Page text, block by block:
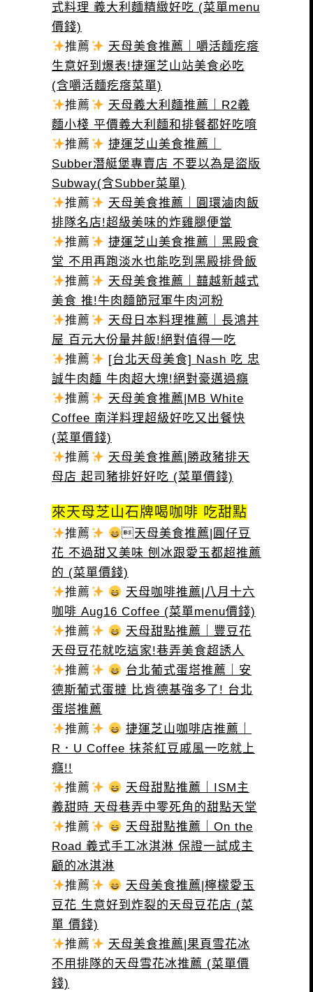
式料理 義大利麵精緻好吃 (菜單menu
價錢)
推薦
天母美食推薦｜嚼活麵疙瘩
生意好到爆表!捷運芝山站美食必吃
(含嚼活麵疙瘩菜單)
推薦
天母義大利麵推薦｜R2義
麵小棧 平價義大利麵和排餐都好吃唷
推薦
捷運芝山美食推薦｜
Subber潛艇堡專賣店 不要以為是盜版
Subway(含Subber菜單)
推薦
天母美食推薦｜圓環滷肉飯
排隊名店!超級美味的炸雞腿便當
推薦
捷運芝山美食推薦｜黑殿食
堂 不用再跑淡水也能吃到黑殿排骨飯
推薦
天母美食推薦｜囍越新越式
美食 推!牛肉麵節冠軍牛肉河粉
推薦
天母日本料理推薦｜長鴻丼
屋 百元大份量丼飯!絕對值得一吃
推薦
[台北天母美食] Nash 吃 忠
誠牛肉麵 牛肉超大塊!絕對豪邁過癮
推薦
天母美食推薦|MB White
Coffee 南洋料理超級好吃又出餐快
(菜單價錢)
推薦
天母美食推薦|勝政豬排天
母店 起司豬排好好吃 (菜單價錢)
來天母芝山石牌喝咖啡 吃甜點
推薦
天母美食推薦|圓仔豆
花 不過甜又美味 刨冰跟愛玉都超推薦
的 (菜單價錢)
推薦
天母咖啡推薦|八月十六
咖啡 Aug16 Coffee (菜單menu價錢)
推薦
天母甜點推薦｜豐豆花
天母豆花就吃這家!巷弄美食超誘人
推薦
台北葡式蛋塔推薦｜安
德斯葡式蛋撻 比肯德基強多了! 台北
蛋塔推薦
推薦
捷運芝山咖啡店推薦｜
R．U Coffee 抹茶紅豆戚風一吃就上
癮!!
推薦
天母甜點推薦｜ISM主
義甜時 天母巷弄中零死角的甜點天堂
推薦
天母甜點推薦｜On the
Road 義式手工冰淇淋 保證一試成主
顧的冰淇淋
推薦
天母美食推薦|檸檬愛玉
豆花 生意好到炸裂的天母豆花店 (菜
單 價錢)
推薦
天母美食推薦|果頁雪花冰
不用排隊的天母雪花冰推薦 (菜單價
錢)